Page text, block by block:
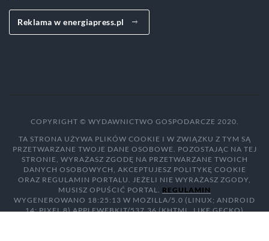
Reklama w energiapress.pl
COPYRIGHT © WYDAWNICTWO GOSPODARCZE 2020.
TA STRONA UŻYWA PLIKÓW COOKIE I W ZWIĄZKU Z TYM SĄ
PRZETWARZANE TWOJE DANE OSOBOWE. POZOSTAJĄC NA TEJ
STRONIE, WYRAŻASZ ZGODĘ NA PRZETWARZANE TWOICH
DANYCH OSOBOWYCH, AKCEPTUJESZ POLITYKĘ COOKIE
ORAZ REGULAMIN PORTALU. JEŻELI NIE WYRAŻASZ ZGODY,
MUSISZ OPUŚCIĆ PORTAL. REGULAMIN
WYGENEROWANO 18:25:13 W MOZILLA/5.0 (LINUX; ANDROID
14; PIXEL 8) APPLEWEBKIT/537.36 (KHTML, LIKE GECKO)